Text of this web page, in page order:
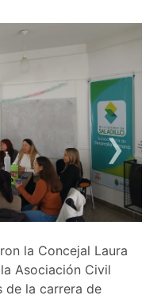
›
la Concejal Laura
Asociación Civil
de la carrera de